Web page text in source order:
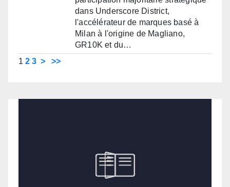
dans Underscore District,
l'accélérateur de marques basé à
Milan à l'origine de Magliano,
GR10K et du…
1 2 3 > >>